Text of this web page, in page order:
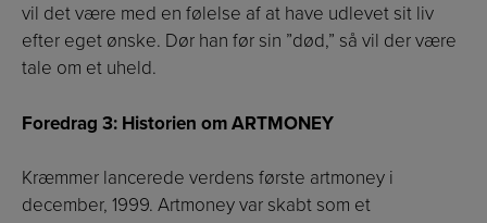
vil det være med en følelse af at have udlevet sit liv
efter eget ønske. Dør han før sin ”død,” så vil der være
tale om et uheld.
Foredrag 3: Historien om ARTMONEY
Kræmmer lancerede verdens første artmoney i
december, 1999. Artmoney var skabt som et